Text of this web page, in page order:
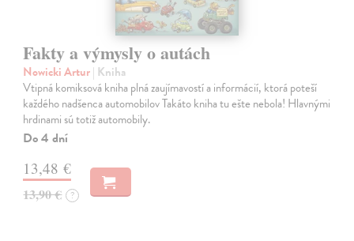
Fakty a výmysly o autách
Nowicki Artur| Kniha
Vtipná komiksová kniha plná zaujímavostí a informácií, ktorá poteší
každého nadšenca automobilov Takáto kniha tu ešte nebola! Hlavnými
hrdinami sú totiž automobily.
Do 4 dní
13,48 €
13,90 € ?